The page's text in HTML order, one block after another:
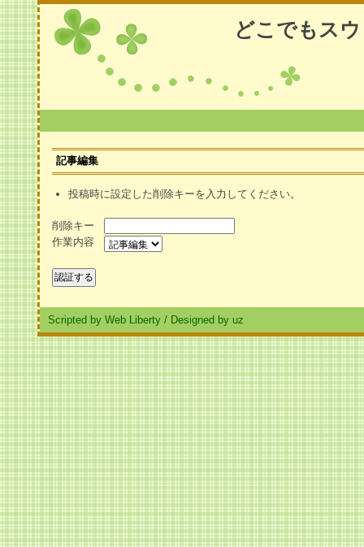
どこでもス
記事編集
投稿時に設定した削除キーを入力してください。
削除キー
作業内容
Scripted by Web Liberty / Designed by uz